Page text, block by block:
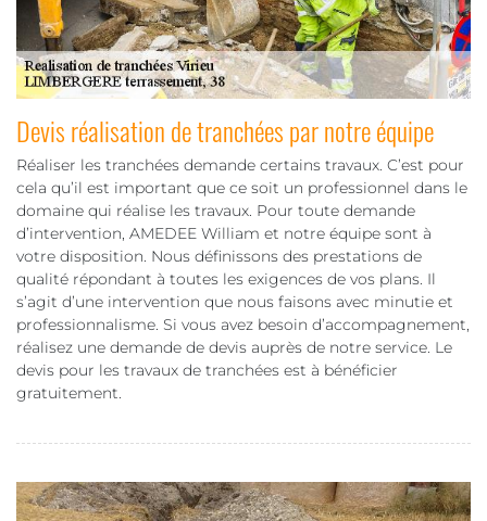
Devis réalisation de tranchées par notre équipe
Réaliser les tranchées demande certains travaux. C’est pour
cela qu’il est important que ce soit un professionnel dans le
domaine qui réalise les travaux. Pour toute demande
d’intervention, AMEDEE William et notre équipe sont à
votre disposition. Nous définissons des prestations de
qualité répondant à toutes les exigences de vos plans. Il
s’agit d’une intervention que nous faisons avec minutie et
professionnalisme. Si vous avez besoin d’accompagnement,
réalisez une demande de devis auprès de notre service. Le
devis pour les travaux de tranchées est à bénéficier
gratuitement.